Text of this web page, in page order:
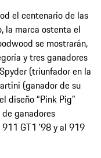
el centenario de las
la marca ostenta el
se mostrarán,
y tres ganadores
(triunfador en la
(ganador de su
diseño “Pink Pig”
ganadores
GT1 '98 y al 919